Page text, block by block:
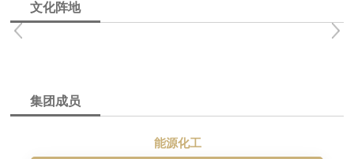
文化阵地
集团成员
能源化工